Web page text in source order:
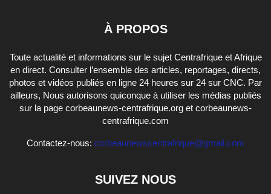
À PROPOS
Toute actualité et informations sur le sujet Centrafrique et Afrique
en direct. Consulter l’ensemble des articles, reportages, directs,
photos et vidéos publiés en ligne 24 heures sur 24 sur CNC. Par
ailleurs, Nous autorisons quiconque à utiliser les médias publiés
sur la page corbeaunews-centrafrique.org et corbeaunews-
centrafrique.com
Contactez-nous: corbeaunewscentrafrique@gmail.com
SUIVEZ NOUS